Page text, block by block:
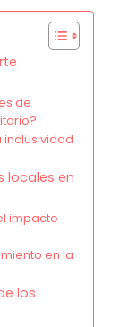
de
locales en
impacto
en la
los